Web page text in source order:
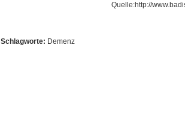
Quelle:http://
Schlagworte: Demenz